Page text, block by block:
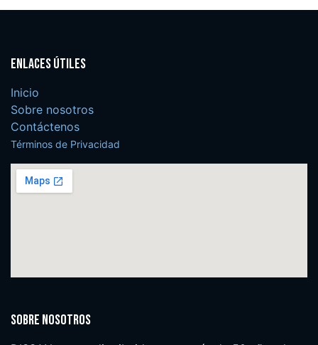
Enlaces útiles
Inicio
Sobre nosotros
Contáctenos
Términos de Privacidad
Sobre nosotros